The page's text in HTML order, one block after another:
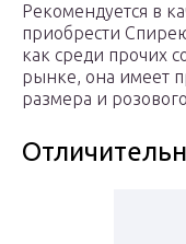
Рекомендуется в
приобрести
как среди прочих
рынке, она имеет
размера и